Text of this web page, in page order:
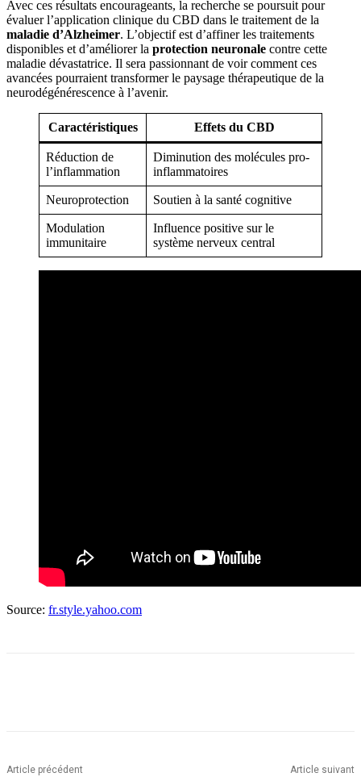
Avec ces résultats encourageants, la recherche se poursuit pour
évaluer l’application clinique du CBD dans le traitement de la
maladie d’Alzheimer. L’objectif est d’affiner les traitements
disponibles et d’améliorer la protection neuronale contre cette
maladie dévastatrice. Il sera passionnant de voir comment ces
avancées pourraient transformer le paysage thérapeutique de la
neurodégénérescence à l’avenir.
Caractéristiques Effets du CBD
Réduction de
l’inflammation
Diminution des molécules pro-
inflammatoires
Neuroprotection Soutien à la santé cognitive
Modulation
immunitaire
Influence positive sur le
système nerveux central
Source: fr.style.yahoo.com
Article précédent Article suivant